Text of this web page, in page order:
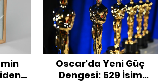
Oscar'da Yeni Güç
Dengesi: 529 İsim